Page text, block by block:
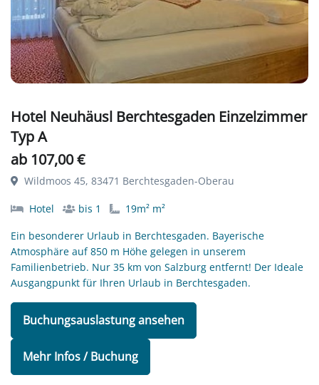
Hotel Neuhäusl Berchtesgaden Einzelzimmer
Typ A
ab 107,00 €
Wildmoos 45, 83471 Berchtesgaden-Oberau
Hotel bis 1
19m² m²
Ein besonderer Urlaub in Berchtesgaden. Bayerische
Atmosphäre auf 850 m Höhe gelegen in unserem
Familienbetrieb. Nur 35 km von Salzburg entfernt! Der Ideale
Ausgangpunkt für Ihren Urlaub in Berchtesgaden.
Buchungsauslastung ansehen
Mehr Infos / Buchung